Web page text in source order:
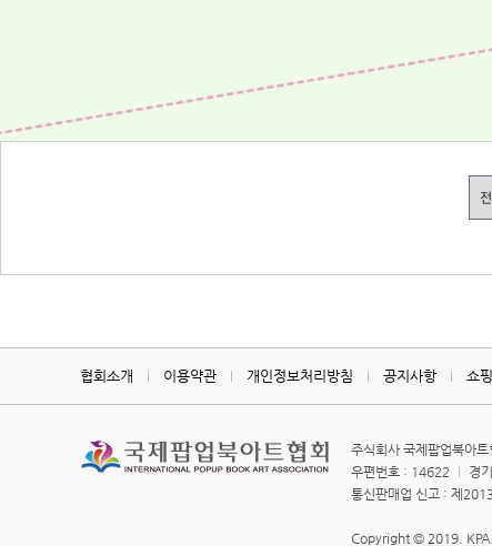
협회소개 이용약관 개인정보처리방침 공지사항 쇼
주식회사 국제팝업북아트
우편번호 : 14622
경
통신판매업 신고 : 제
Copyright © 2019.